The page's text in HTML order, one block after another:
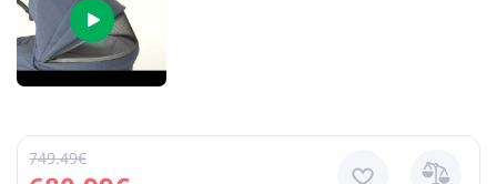
749.49€